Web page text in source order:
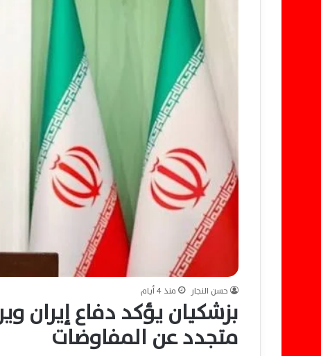
حسن النجار منذ 4 أيام
بزشكيان يؤكد دفاع
متجدد عن المفاوضات